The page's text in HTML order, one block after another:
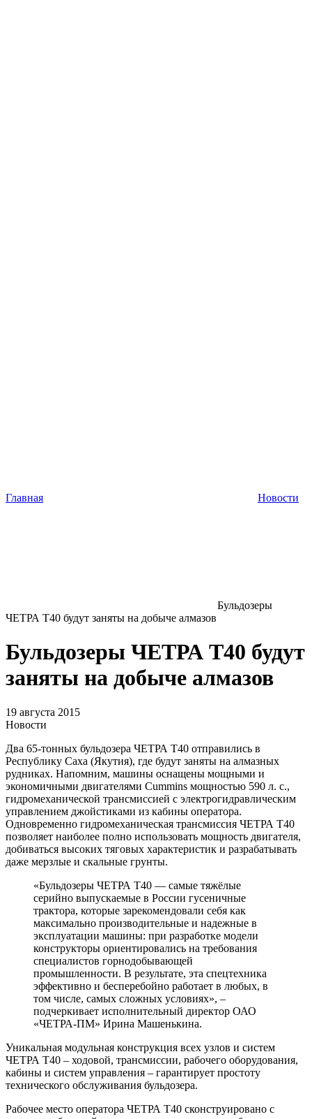
Главная Новости
Бульдозеры
ЧЕТРА Т40 будут заняты на добыче алмазов
Бульдозеры ЧЕТРА Т40 будут
заняты на добыче алмазов
19 августа 2015
Новости
Два 65-тонных бульдозера ЧЕТРА Т40 отправились в
Республику Саха (Якутия), где будут заняты на алмазных
рудниках. Напомним, машины оснащены мощными и
экономичными двигателями Cummins мощностью 590 л. с.,
гидромеханической трансмиссией с электрогидравлическим
управлением джойстиками из кабины оператора.
Одновременно гидромеханическая трансмиссия ЧЕТРА Т40
позволяет наиболее полно использовать мощность двигателя,
добиваться высоких тяговых характеристик и разрабатывать
даже мерзлые и скальные грунты.
«Бульдозеры ЧЕТРА Т40 — самые тяжёлые
серийно выпускаемые в России гусеничные
трактора, которые зарекомендовали себя как
максимально производительные и надежные в
эксплуатации машины: при разработке модели
конструкторы ориентировались на требования
специалистов горнодобывающей
промышленности. В результате, эта спецтехника
эффективно и бесперебойно работает в любых, в
том числе, самых сложных условиях», –
подчеркивает исполнительный директор ОАО
«ЧЕТРА-ПМ» Ирина Машенькина.
Уникальная модульная конструкция всех узлов и систем
ЧЕТРА Т40 – ходовой, трансмиссии, рабочего оборудования,
кабины и систем управления – гарантирует простоту
технического обслуживания бульдозера.
Рабочее место оператора ЧЕТРА Т40 сконструировано с